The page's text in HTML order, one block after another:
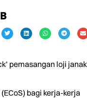
pemasangan loji
bagi kerja-kerja